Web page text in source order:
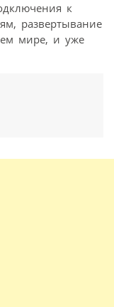
к
развертывание
мире, и уже